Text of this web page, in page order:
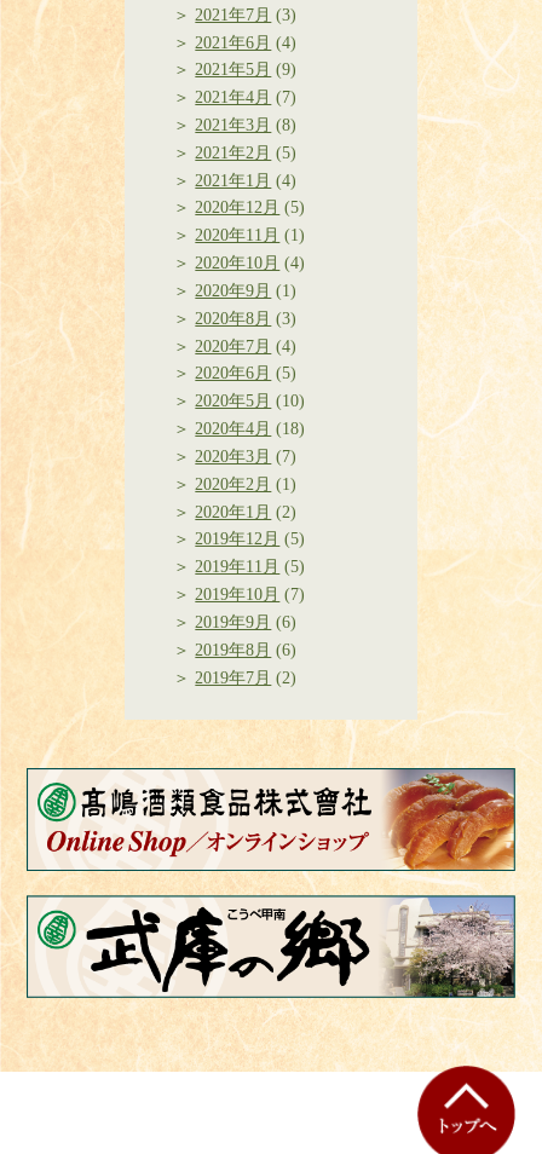
2021年7月 (3)
2021年6月 (4)
2021年5月 (9)
2021年4月 (7)
2021年3月 (8)
2021年2月 (5)
2021年1月 (4)
2020年12月 (5)
2020年11月 (1)
2020年10月 (4)
2020年9月 (1)
2020年8月 (3)
2020年7月 (4)
2020年6月 (5)
2020年5月 (10)
2020年4月 (18)
2020年3月 (7)
2020年2月 (1)
2020年1月 (2)
2019年12月 (5)
2019年11月 (5)
2019年10月 (7)
2019年9月 (6)
2019年8月 (6)
2019年7月 (2)